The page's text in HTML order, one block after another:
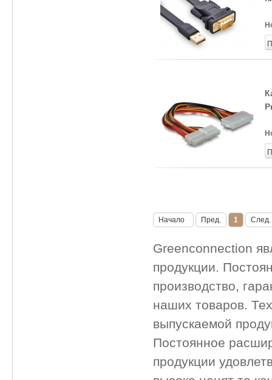
Начало Пред. 1 След.
Greenconnection
продукции.
производство,
наших товаров.
выпускаемой
Постоянное
продукции